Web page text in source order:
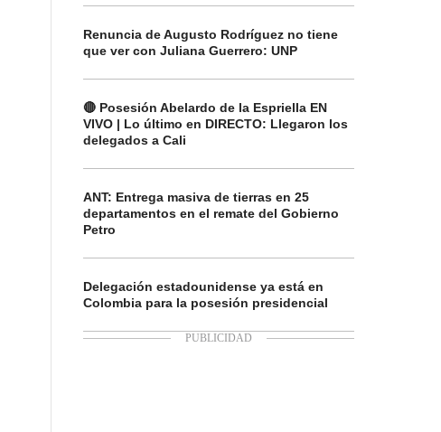
Renuncia de Augusto Rodríguez no tiene
que ver con Juliana Guerrero: UNP
🔴 Posesión Abelardo de la Espriella EN
VIVO | Lo último en DIRECTO: Llegaron los
delegados a Cali
ANT: Entrega masiva de tierras en 25
departamentos en el remate del Gobierno
Petro
Delegación estadounidense ya está en
Colombia para la posesión presidencial